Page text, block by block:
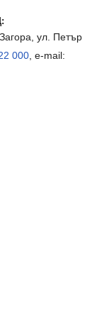
ул. Петър
000, e-mail: